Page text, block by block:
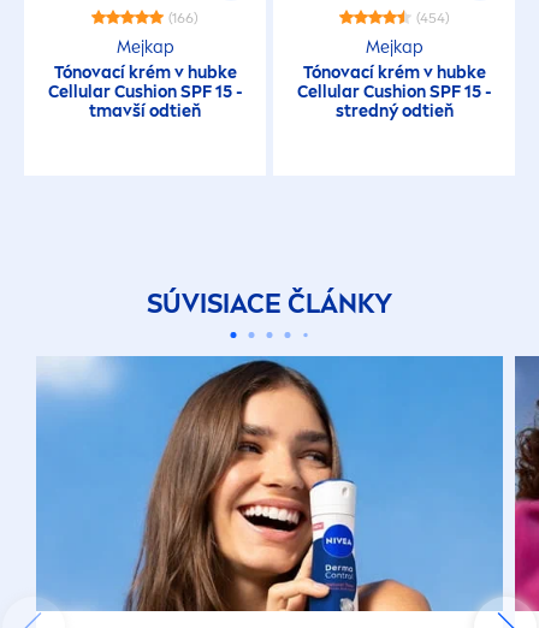
(166)
Mejkap
Tónovací krém v hubke
CellularCushion SPF 15 -
tmavší odtieň
(454)
Mejkap
Tónovací krém v hubke
CellularCushion SPF 15 -
stredný odtieň
SÚVISIACE ČLÁNKY